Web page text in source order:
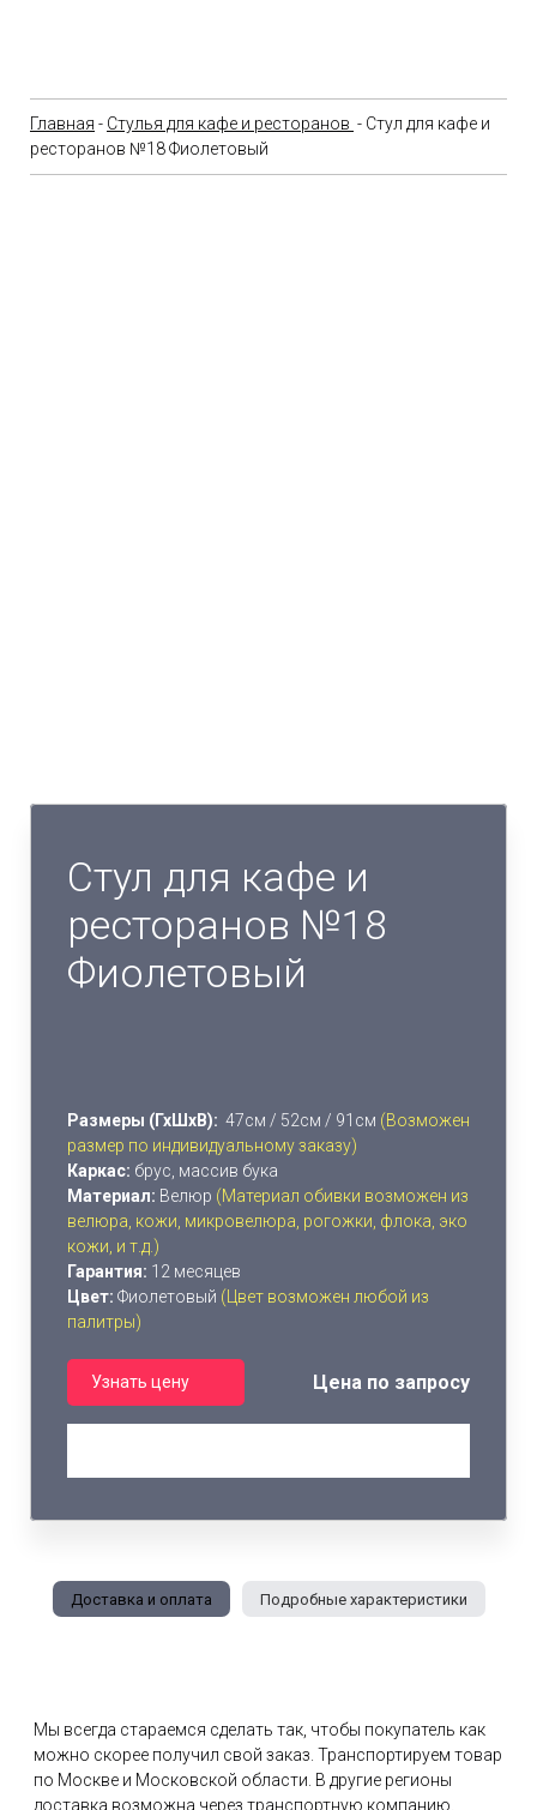
Главная - Стулья для кафе и ресторанов - Стул для кафе и
ресторанов №18 Фиолетовый
Стул для кафе и
ресторанов №18
Фиолетовый
Размеры (ГхШхВ): 47см / 52см / 91см (Возможен
размер по индивидуальному заказу)
Каркас: брус, массив бука
Материал: Велюр (Материал обивки возможен из
велюра, кожи, микровелюра, рогожки, флока, эко
кожи, и т.д.)
Гарантия: 12 месяцев
Цвет: Фиолетовый (Цвет возможен любой из
палитры)
Узнать цену Цена по запросу
Доставка и оплата Подробные характеристики
Мы всегда стараемся сделать так, чтобы покупатель как
можно скорее получил свой заказ. Транспортируем товар
по Москве и Московской области. В другие регионы
доставка возможна через транспортную компанию.